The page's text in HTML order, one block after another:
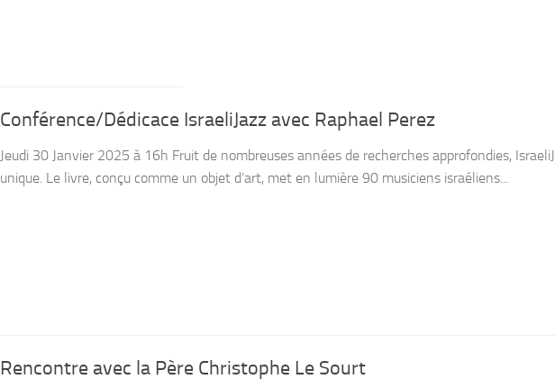
Conférence/Dédicace IsraeliJazz avec Raphael Perez
Jeudi 30 Janvier 2025 à 16h Fruit de nombreuses années de recherches approfondies,
unique. Le livre, conçu comme un objet d’art, met en lumière 90 musiciens israéliens...
Rencontre avec la Père Christophe Le Sourt